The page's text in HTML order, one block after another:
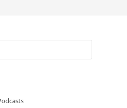
Escape